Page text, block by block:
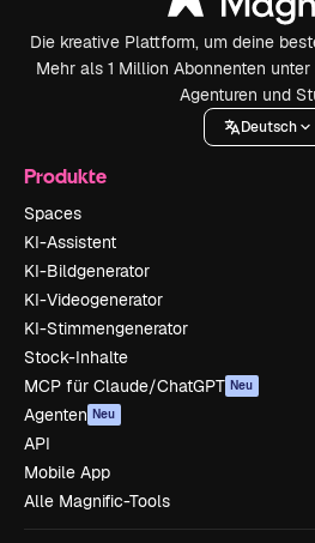
Die kreative Plattform, um deine
Mehr als 1 Million Abonnenten
Agenturen und
Deutsch
Produkte
Spaces
KI-Assistent
KI-Bildgenerator
KI-Videogenerator
KI-Stimmengenerator
Stock-Inhalte
MCP für Claude/ChatGPT Neu
Agenten Neu
API
Mobile App
Alle Magnific-Tools